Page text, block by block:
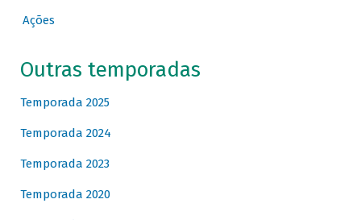
Ações
Outras temporadas
Temporada 2025
Temporada 2024
Temporada 2023
Temporada 2020